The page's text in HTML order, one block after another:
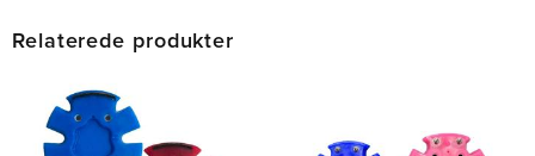
Relaterede produkter